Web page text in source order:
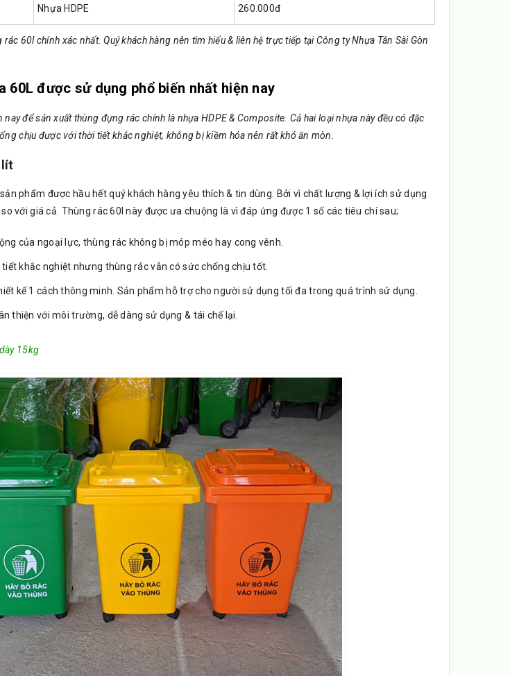
Nhựa HDPE 260.000đ
60l chính xác nhất. Quý khách hàng nên tìm hiểu & liên hệ trực tiếp tại Công ty Nhựa Tân Sài Gòn
60L được sử dụng phổ biến nhất hiện nay
để sản xuất thùng đựng rác chính là nhựa HDPE & Composite. Cả hai loại nhựa này đều có đặc
chịu được với thời tiết khắc nghiệt, không bị kiềm hóa nên rất khó ăn mòn.
lít
phẩm được hầu hết quý khách hàng yêu thích & tin dùng. Bởi vì chất lượng & lợi ích sử dụng
với giá cả. Thùng rác 60l này được ưa chuộng là vì đáp ứng được 1 số các tiêu chí sau;
của ngoại lực, thùng rác không bị móp méo hay cong vênh.
khắc nghiệt nhưng thùng rác vẫn có sức chống chịu tốt.
kế 1 cách thông minh. Sản phẩm hỗ trợ cho người sử dụng tối đa trong quá trình sử dụng.
thiện với môi trường, dễ dàng sử dụng & tái chế lại.
15kg